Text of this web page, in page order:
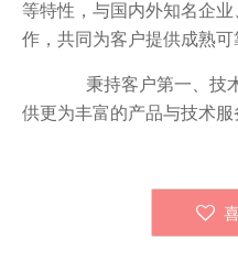
等特性，与国内外知名企
作，共同为客户提供成熟可
秉持客户第一、技
供更为丰富的产品与技术服